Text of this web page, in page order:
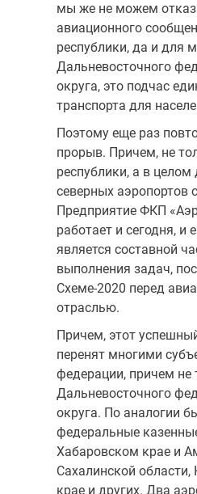
мы же не можем
авиационного
республики, да и для
Дальневосточного
округа, это подчас
транспорта для
Поэтому еще раз
прорыв. Причем, не
республики, а в целом
северных аэропортов
Предприятие ФКП
работает и сегодня, и
является составной
выполнения задач,
Схеме-2020 перед
отраслью.
Причем, этот
перенят многими
федерации, причем не
Дальневосточного
округа. По аналогии
федеральные
Хабаровском крае и
Сахалинской
крае и других. Два